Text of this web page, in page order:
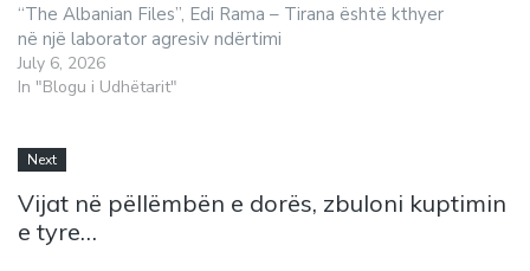
“The Albanian Files”, Edi Rama – Tirana është kthyer
në një laborator agresiv ndërtimi
July 6, 2026
In "Blogu i Udhëtarit"
Next
Vijat në pëllëmbën e dorës, zbuloni kuptimin
e tyre…